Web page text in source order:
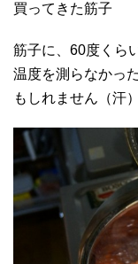
買ってきた筋子
筋子に、60度くら
温度を測らなかっ
もしれません（汗）